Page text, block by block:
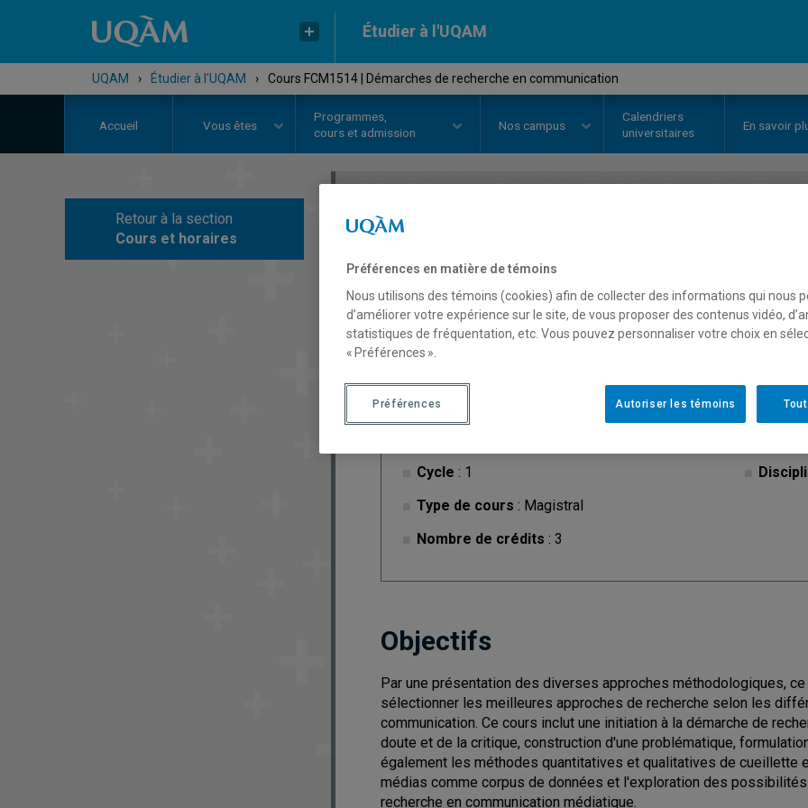
Étudier à l'UQAM
UQAM › Étudier à l'UQAM › Cours FCM1514 | Démarches de recherche en communication
Accueil Vous êtes
Programmes,
cours et admission
Nos campus
Calendriers
universitaires
En savoir
Retour à la section
Cours et horaires
COURS
communication
Description
Cycle : 1
Type de cours : Magistral
Nombre de crédits : 3
Objectifs
Par une présentation des diverses approches méthodologiques,
sélectionner les meilleures approches de recherche selon les
communication. Ce cours inclut une initiation à la démarche de
doute et de la critique, construction d'une problématique,
également les méthodes quantitatives et qualitatives de
médias comme corpus de données et l'exploration des
recherche en communication médiatique.
Préférences en matière de témoins
Nous utilisons des témoins (cookies) afin de collecter des informations qui nous
d’améliorer votre expérience sur le site, de vous proposer des contenus vidéo,
statistiques de fréquentation, etc. Vous pouvez personnaliser votre choix en
« Préférences ».
Autoriser les témoins
Préférences